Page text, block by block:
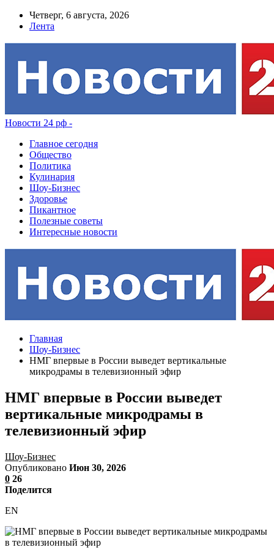
Четверг, 6 августа, 2026
Лента
Новости 24 рф -
Главное сегодня
Общество
Политика
Кулинария
Шоу-Бизнес
Здоровье
Пикантное
Полезные советы
Интересные новости
Главная
Шоу-Бизнес
НМГ впервые в России выведет вертикальные
микродрамы в телевизионный эфир
НМГ впервые в России выведет
вертикальные микродрамы в
телевизионный эфир
Шоу-Бизнес
Опубликовано Июн 30, 2026
0 26
Поделится
EN